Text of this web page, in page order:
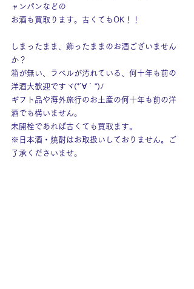
ャンパンなどの
お酒も買取ります。古くてもOK！！
しまったまま、飾ったままのお酒ございません
か？
箱が無い、ラベルが汚れている、何十年も前の
洋酒大歓迎ですヾ(*´∀｀*)ﾉ
ギフト品や海外旅行のお土産の何十年も前の洋
酒でも構いません。
未開栓であれば古くても買取ます。
※日本酒・焼酎はお取扱いしておりません。ご
了承くださいませ。